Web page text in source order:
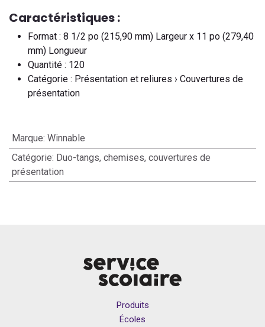
Caractéristiques :
Format : 8 1/2 po (215,90 mm) Largeur x 11 po (279,40
mm) Longueur
Quantité : 120
Catégorie : Présentation et reliures › Couvertures de
présentation
Marque: Winnable
Catégorie: Duo-tangs, chemises, couvertures de
présentation
Produits
Écoles